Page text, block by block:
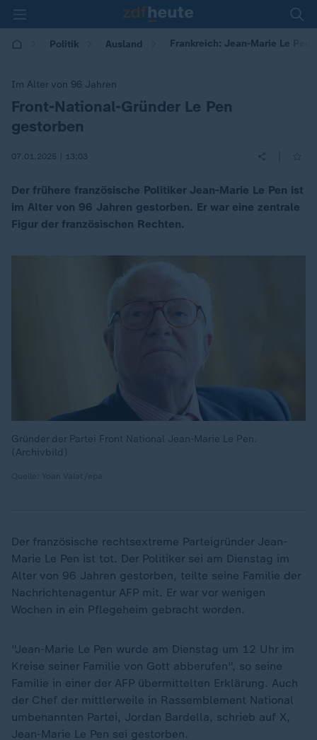
Politik Ausland Frankreich: Jean-Marie Le Pen
Im Alter von 96 Jahren
:Front-National-Gründer Le Pen
gestorben
07.01.2025 | 13:03
Der frühere französische Politiker Jean-Marie Le Pen ist
im Alter von 96 Jahren gestorben. Er war eine zentrale
Figur der französischen Rechten.
Gründer der Partei Front National Jean-Marie Le Pen.
(Archivbild)
Der französische rechtsextreme Parteigründer Jean-
Marie Le Pen ist tot. Der Politiker sei am Dienstag im
Alter von 96 Jahren gestorben, teilte seine Familie der
Nachrichtenagentur AFP mit. Er war vor wenigen
Wochen in ein Pflegeheim gebracht worden.
"Jean-Marie Le Pen wurde am Dienstag um 12 Uhr im
Kreise seiner Familie von Gott abberufen", so seine
Familie in einer der AFP übermittelten Erklärung. Auch
der Chef der mittlerweile in Rassemblement National
umbenannten Partei, Jordan Bardella, schrieb auf X,
Jean-Marie Le Pen sei gestorben.